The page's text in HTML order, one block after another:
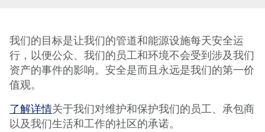
我们的目标是让我们的管道和能源设施每天安全运
行，以便公众、我们的员工和环境不会受到涉及我们
资产的事件的影响。安全是而且永远是我们的第一价
值观。
了解详情关于我们对维护和保护我们的员工、承包商
以及我们生活和工作的社区的承诺。